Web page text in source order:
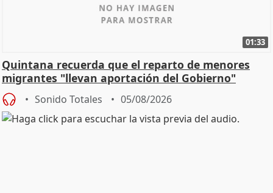
01:33
Quintana recuerda que el reparto de menores
migrantes "llevan aportación del Gobierno"
central
Sonido Totales 05/08/2026